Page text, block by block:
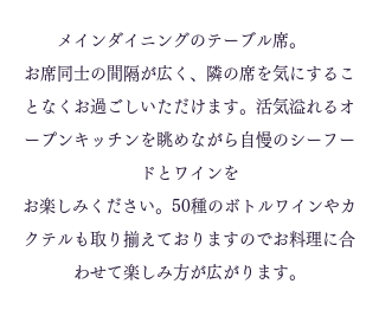
メインダイニングのテーブル席。
お席同士の間隔が広く、隣の席を気にするこ
となくお過ごしいただけます。活気溢れるオ
ープンキッチンを眺めながら自慢のシーフー
ドとワインを
お楽しみください。50種のボトルワインやカ
クテルも取り揃えておりますのでお料理に合
わせて楽しみ方が広がります。